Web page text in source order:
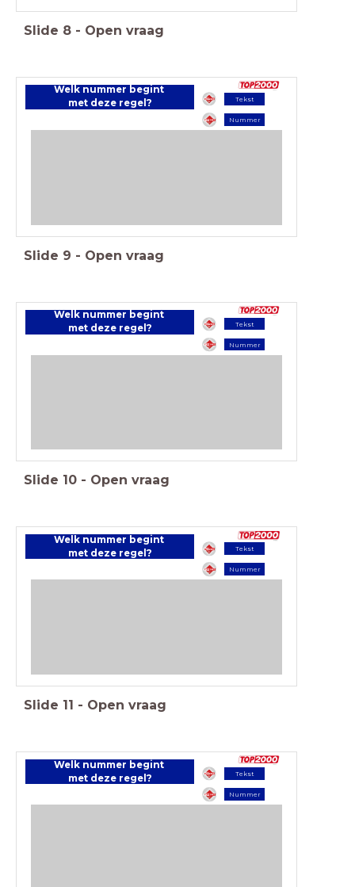
Slide 8 - Open vraag
Welk nummer begint
met deze regel?
Tekst
Nummer
Slide 9 - Open vraag
Welk nummer begint
met deze regel?
Tekst
Nummer
Slide 10 - Open vraag
Welk nummer begint
met deze regel?
Tekst
Nummer
Slide 11 - Open vraag
Welk nummer begint
met deze regel?
Tekst
Nummer